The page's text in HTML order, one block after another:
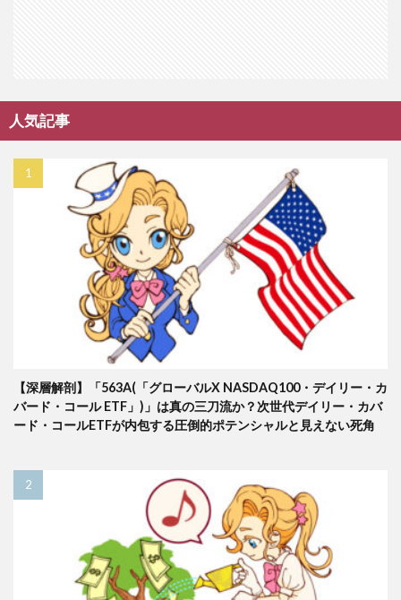
人気記事
【深層解剖】「563A(「グローバルX NASDAQ100・デイリー・カ
バード・コール ETF」)」は真の三刀流か？次世代デイリー・カバ
ード・コールETFが内包する圧倒的ポテンシャルと見えない死角